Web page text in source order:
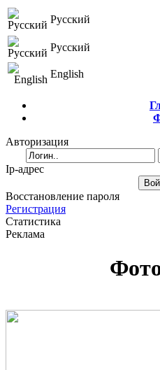
Русский
Русский
English
Авторизация
Ip-адрес
Восстановление пароля
Регистрация
Статистика
Реклама